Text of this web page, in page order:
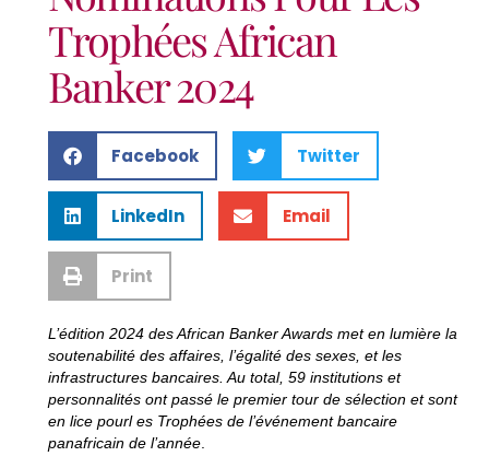
Trophées African
Banker 2024
Facebook Twitter
LinkedIn Email
Print
L’édition 2024 des African Banker Awards met en lumière la
soutenabilité des affaires, l’égalité des sexes, et les
infrastructures bancaires. Au total, 59 institutions et
personnalités ont passé le premier tour de sélection et sont
en lice pourl es Trophées de l’événement bancaire
panafricain de l’année.